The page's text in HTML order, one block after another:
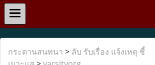
กระดานสนทนา > ลับ รับเรื่อง แจ้งเหตุ ชี้